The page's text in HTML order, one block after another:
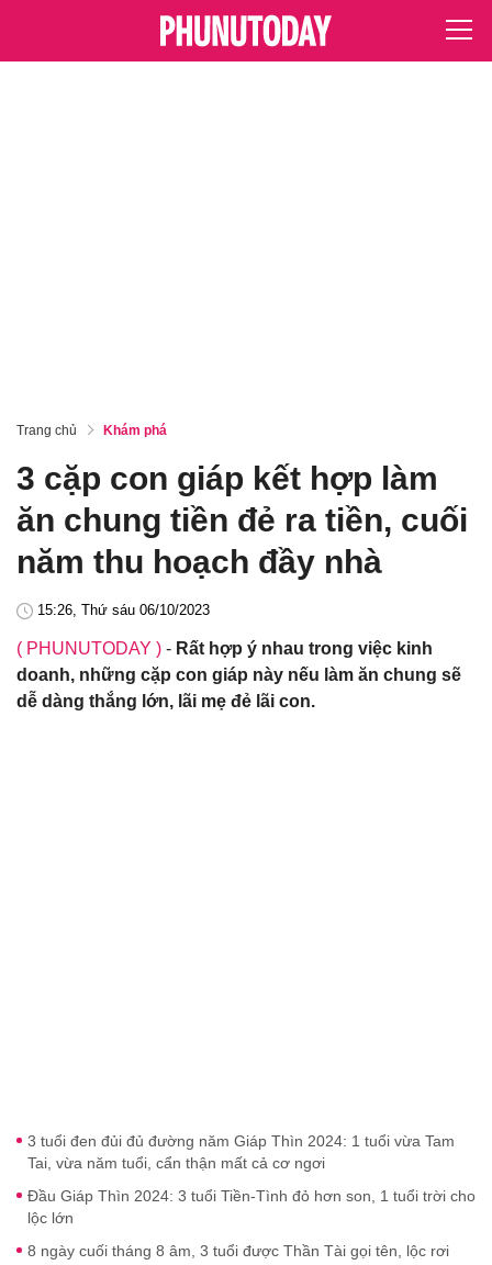
Trang chủ Khám phá
3 cặp con giáp kết hợp làm
ăn chung tiền đẻ ra tiền, cuối
năm thu hoạch đầy nhà
15:26, Thứ sáu 06/10/2023
( PHUNUTODAY ) - Rất hợp ý nhau trong việc kinh
doanh, những cặp con giáp này nếu làm ăn chung sẽ
dễ dàng thắng lớn, lãi mẹ đẻ lãi con.
3 tuổi đen đủi đủ đường năm Giáp Thìn 2024: 1 tuổi vừa Tam
Tai, vừa năm tuổi, cẩn thận mất cả cơ ngơi
Đầu Giáp Thìn 2024: 3 tuổi Tiền-Tình đỏ hơn son, 1 tuổi trời cho
lộc lớn
8 ngày cuối tháng 8 âm, 3 tuổi được Thần Tài gọi tên, lộc rơi